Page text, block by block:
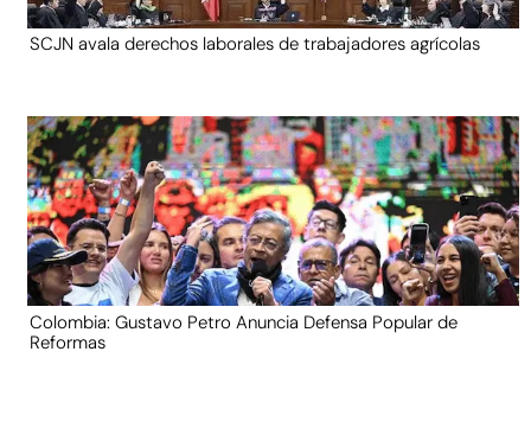
SCJN avala derechos laborales de trabajadores agrícolas
Colombia: Gustavo Petro Anuncia Defensa Popular de
Reformas